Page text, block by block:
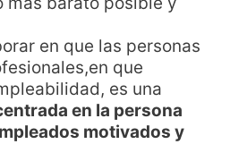
en que las personas
que
es una
en la persona
motivados y